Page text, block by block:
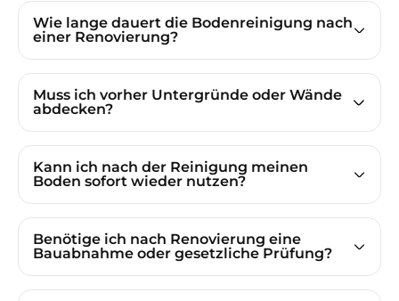
Wie lange dauert die Bodenreinigung nach
einer Renovierung?
Muss ich vorher Untergründe oder Wände
abdecken?
Kann ich nach der Reinigung meinen
Boden sofort wieder nutzen?
Benötige ich nach Renovierung eine
Bauabnahme oder gesetzliche Prüfung?